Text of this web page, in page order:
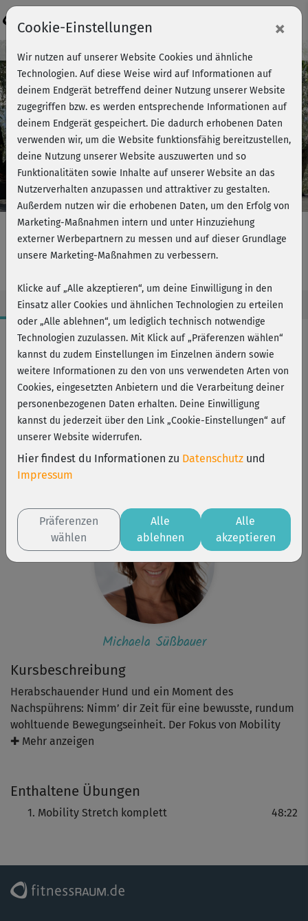
Play
Video
Kursvorschau - Jetzt mitmachen!
Mobility & Stretch 2 - komplett
Kursbeschreibung
Herabschauender Hund und ein Moment des
Nachspührens: Nimm’ dir Zeit für eine bewusste, rundum
wohltuende Bewegungseinheit. Der Fokus von Mobility
Stretch mit Michaela Süßbauer liegt im gezielten Dehnen
trainingsfreien Tag.
✚ Mehr anzeigen
Enthaltene Übungen
Mobility Stretch komplett 48:22
Workout-Facts
mittelschwer
48 Min
193 kcal
Michaela Süßbauer
Beachbody Pro
Michaela Süßbauer
Cookie-Einstellungen ×
Wir nutzen auf unserer Website Cookies und ähnliche
Technologien. Auf diese Weise wird auf Informationen auf
deinem Endgerät betreffend deiner Nutzung unserer Website
zugegriffen bzw. es werden entsprechende Informationen auf
deinem Endgerät gespeichert. Die dadurch erhobenen Daten
verwenden wir, um die Website funktionsfähig bereitzustellen,
deine Nutzung unserer Website auszuwerten und so
Funktionalitäten sowie Inhalte auf unserer Website an das
Nutzerverhalten anzupassen und attraktiver zu gestalten.
Außerdem nutzen wir die erhobenen Daten, um den Erfolg von
Marketing-Maßnahmen intern und unter Hinzuziehung
externer Werbepartnern zu messen und auf dieser Grundlage
unsere Marketing-Maßnahmen zu verbessern.
Klicke auf „Alle akzeptieren“, um deine Einwilligung in den
Einsatz aller Cookies und ähnlichen Technologien zu erteilen
oder „Alle ablehnen“, um lediglich technisch notwendige
Technologien zuzulassen. Mit Klick auf „Präferenzen wählen“
kannst du zudem Einstellungen im Einzelnen ändern sowie
weitere Informationen zu den von uns verwendeten Arten von
Cookies, eingesetzten Anbietern und die Verarbeitung deiner
personenbezogenen Daten erhalten. Deine Einwilligung
kannst du jederzeit über den Link „Cookie-Einstellungen“ auf
unserer Website widerrufen.
Hier findest du Informationen zu Datenschutz und
Impressum
Präferenzen
wählen
Alle
ablehnen
Alle
akzeptieren